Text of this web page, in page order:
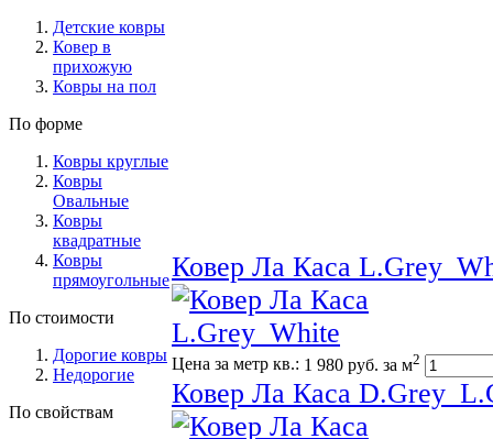
Детские ковры
Ковер в
прихожую
Ковры на пол
По форме
Ковры круглые
Ковры
Овальные
Ковры
квадратные
Ковры
прямоугольные
По стоимости
Дорогие ковры
Недорогие
По свойствам
Ковер Ла Каса
Цена за метр кв.: 1 980 руб. за м2
Ковер Ла Каса